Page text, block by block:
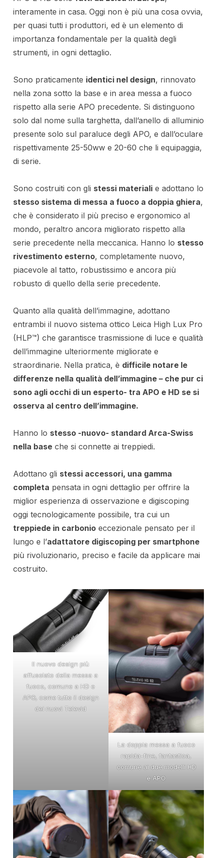
interamente in casa. Oggi non è più una cosa ovvia,
per quasi tutti i produttori, ed è un elemento di
importanza fondamentale per la qualità degli
strumenti, in ogni dettaglio.
Sono praticamente identici nel design, rinnovato
nella zona sotto la base e in area messa a fuoco
rispetto alla serie APO precedente. Si distinguono
solo dal nome sulla targhetta, dall’anello di alluminio
presente solo sul paraluce degli APO, e dall’oculare
rispettivamente 25-50ww e 20-60 che li equipaggia,
di serie.
Sono costruiti con gli stessi materialie adottano lo
stesso sistema di messa a fuoco a doppia ghiera,
che è considerato il più preciso e ergonomico al
mondo, peraltro ancora migliorato rispetto alla
serie precedente nella meccanica. Hanno lo stesso
rivestimento esterno, completamente nuovo,
piacevole al tatto, robustissimo e ancora più
robusto di quello della serie precedente.
Quanto alla qualità dell’immagine, adottano
entrambi il nuovo sistema ottico Leica High Lux Pro
(HLP™) che garantisce trasmissione di luce e qualità
dell’immagine ulteriormente migliorate e
straordinarie. Nella pratica, è difficile notare le
differenze nella qualità dell’immagine – che pur ci
sono agli occhi di un esperto- tra APO e HD se si
osserva al centro dell’immagine.
Hanno lo stesso -nuovo- standard Arca-Swiss
nella baseche si connette ai treppiedi.
Adottano gli stessi accessori, una gamma
completa pensata in ogni dettaglio per offrire la
miglior esperienza di osservazione e digiscoping
oggi tecnologicamente possibile, tra cui un
treppiede in carbonioeccezionale pensato per il
lungo e l’adattatore digiscoping per smartphone
più rivoluzionario, preciso e facile da applicare mai
costruito.
Il nuovo design più
affusolato della messa a
fuoco, comune a HD e
APO, come tutto il design
dei nuovi Televid
La doppia messa a fuoco
rapida-fine, fantastica,
comune ai due modelli HD
e APO